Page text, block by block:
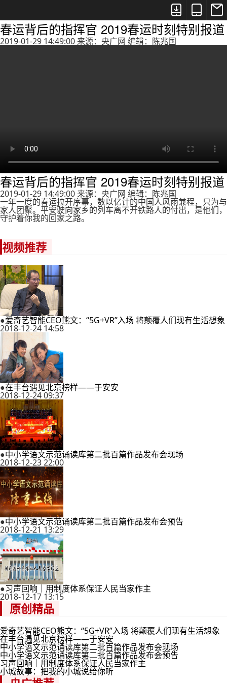



春运背后的指挥官 2019春运时刻特别报道
2019-01-29 14:49:00 来源：央广网 编辑：陈兆国
春运背后的指挥官 2019春运时刻特别报道
2019-01-29 14:49:00 来源：央广网 编辑：陈兆国
一年一度的春运拉开序幕，数以亿计的中国人风雨兼程，只为与
家人团聚。平安驶向家乡的列车离不开铁路人的付出，是他们，
守护着你我的回家之路。
视频推荐
●爱奇艺智能CEO熊文：“5G+VR”入场 将颠覆人们现有生活想象
2018-12-24 14:58
●在丰台遇见北京榜样——于安安
2018-12-24 09:37
●中小学语文示范诵读库第二批百篇作品发布会现场
2018-12-23 22:00
●中小学语文示范诵读库第二批百篇作品发布会预告
2018-12-21 13:29
●习声回响｜用制度体系保证人民当家作主
2018-12-17 13:15
原创精品
爱奇艺智能CEO熊文：“5G+VR”入场 将颠覆人们现有生活想象
在丰台遇见北京榜样——于安安
中小学语文示范诵读库第二批百篇作品发布会现场
中小学语文示范诵读库第二批百篇作品发布会预告
习声回响｜用制度体系保证人民当家作主
小城故事：把我的小城说给你听